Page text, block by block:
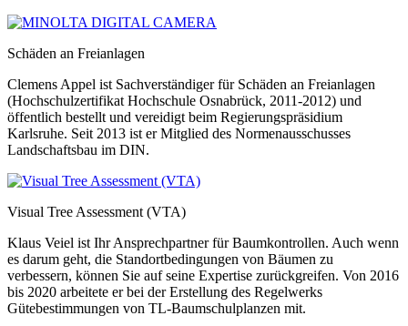
Schäden an Freianlagen
Clemens Appel ist Sachverständiger für Schäden an Freianlagen
(Hochschulzertifikat Hochschule Osnabrück, 2011-2012) und
öffentlich bestellt und vereidigt beim Regierungspräsidium
Karlsruhe. Seit 2013 ist er Mitglied des Normenausschusses
Landschaftsbau im DIN.
Visual Tree Assessment (VTA)
Klaus Veiel ist Ihr Ansprechpartner für Baumkontrollen. Auch wenn
es darum geht, die Standortbedingungen von Bäumen zu
verbessern, können Sie auf seine Expertise zurückgreifen. Von 2016
bis 2020 arbeitete er bei der Erstellung des Regelwerks
Gütebestimmungen von TL-Baumschulplanzen mit.